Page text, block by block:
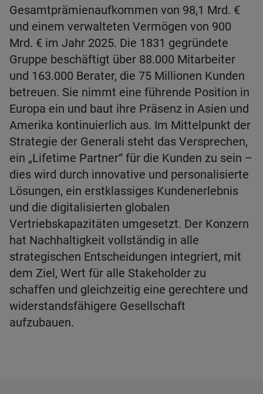
Gesamtprämienaufkommen von 98,1 Mrd. €
und einem verwalteten Vermögen von 900
Mrd. € im Jahr 2025. Die 1831 gegründete
Gruppe beschäftigt über 88.000 Mitarbeiter
und 163.000 Berater, die 75 Millionen Kunden
betreuen. Sie nimmt eine führende Position in
Europa ein und baut ihre Präsenz in Asien und
Amerika kontinuierlich aus. Im Mittelpunkt der
Strategie der Generali steht das Versprechen,
ein „Lifetime Partner“ für die Kunden zu sein –
dies wird durch innovative und personalisierte
Lösungen, ein erstklassiges Kundenerlebnis
und die digitalisierten globalen
Vertriebskapazitäten umgesetzt. Der Konzern
hat Nachhaltigkeit vollständig in alle
strategischen Entscheidungen integriert, mit
dem Ziel, Wert für alle Stakeholder zu
schaffen und gleichzeitig eine gerechtere und
widerstandsfähigere Gesellschaft
aufzubauen.